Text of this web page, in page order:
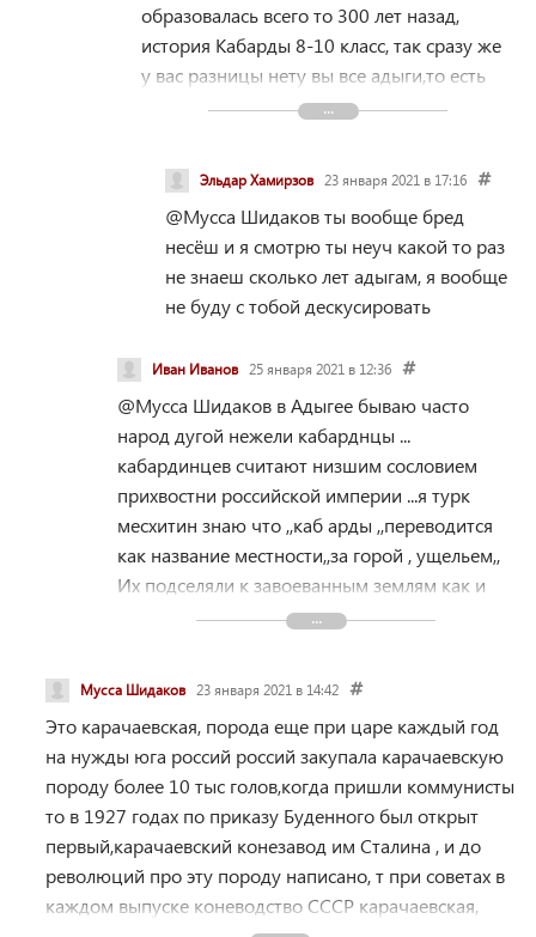
образовалась всего то 300 лет назад,
история Кабарды 8-10 класс, так сразу же
у вас разницы нету вы все адыги,то есть
нету кабардинскоц породы, а есть
назад более половины Адыгского народа
уничтожили вместе с русскими войсками,
а шапсугов практически уничтожили,
почему не говорили и не вспоминали что
вы адыги!? Есть старинная Карачаевская
песня и знаете почему она сохранилась у
карачаевцы снаряжают отряд во главе
Ахмада Шидака помочь Адыгам, от вашего
произвола с русскими, и вас разумеется
нету ничего что бы доказывало вашу
борьбу в защиту Адыгов. Песня Хож(
Ходзь) до сих пор эта песня душу
содрогает. Если ты такой нацик то
поинтересуйся этой песней. Найди в
интернете она есть. Так вот если есть у вас
бонитировку ежегодную, и т.д увас ничего
не делается последний раз кабардинскую
породу восстанавливали в 90 годах
карачаевской породой, если не знаешь то
спроси у действительных, компетентных
конзаводчиков ваших. А в инете все время
кричать, нет карачаевской породы, есть
кабардинская порода, вы смешны уже,
Эльдар Хамирзов 23 января 2021 в 17:16
@Мусса Шидаковты вообще бред
несёш и я смотрю ты неуч какой то раз
не знаеш сколько лет адыгам, я вообще
не буду с тобой дескусировать
Иван Иванов 25 января 2021 в 12:36
@Мусса Шидаковв Адыгее бываю часто
народ дугой нежели кабарднцы ...
кабардинцев считают низшим сословием
прихвостни российской империи ...я турк
месхитин знаю что ,,каб арды ,,переводится
как название местности,,за горой , ущельем,,
Их подселяли к завоеванным землям как и
казаков ...подселяли к чеченцам и ингушам
командировали в ср.азию для грабеже й
народного в колхозы ..... Это зло
порожденное дьяволом ...это продолжение
политики Свердлова ...троцкого .. сталина....
это...кабарда .это.. иронцы...армяне
дашнаки...не будьте простодушным надо
приспосабливаться ....ви честный я человек и
ваша правда злит тщедушных....
Мусса Шидаков 23 января 2021 в 14:42
Это карачаевская, порода еще при царе каждый год
на нужды юга россий россий закупала карачаевскую
породу более 10 тыс голов,когда пришли коммунисты
то в 1927 годах по приказу Буденного был открыт
первый,карачаевский конезавод им Сталина , и до
революций про эту породу написано, т при советах в
каждом выпуске коневодство СССР карачаевская,